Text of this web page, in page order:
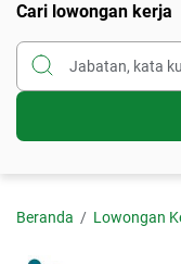
Cari lowongan kerja
Beranda Lowongan